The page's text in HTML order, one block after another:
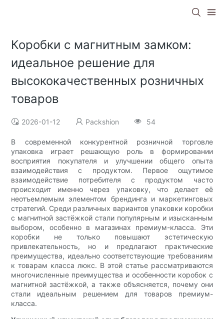
Коробки с магнитным замком:
идеальное решение для
высококачественных розничных
товаров
2026-01-12 Packshion 54
В современной конкурентной розничной торговле
упаковка играет решающую роль в формировании
восприятия покупателя и улучшении общего опыта
взаимодействия с продуктом. Первое ощутимое
взаимодействие потребителя с продуктом часто
происходит именно через упаковку, что делает её
неотъемлемым элементом брендинга и маркетинговых
стратегий. Среди различных вариантов упаковки коробки
с магнитной застёжкой стали популярным и изысканным
выбором, особенно в магазинах премиум-класса. Эти
коробки не только повышают эстетическую
привлекательность, но и предлагают практические
преимущества, идеально соответствующие требованиям
к товарам класса люкс. В этой статье рассматриваются
многочисленные преимущества и особенности коробок с
магнитной застёжкой, а также объясняется, почему они
стали идеальным решением для товаров премиум-
класса.